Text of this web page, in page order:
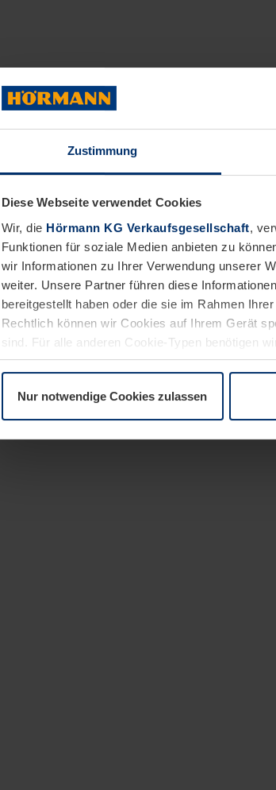
Zustimmung
Diese Webseite verwendet Cookies
Wir, die Hörmann KG Verkaufsgesellschaft,
Funktionen für soziale Medien anbieten zu
wir Informationen zu Ihrer Verwendung unserer
weiter. Unsere Partner führen diese
bereitgestellt haben oder die sie im Rahmen
Rechtlich können wir Cookies auf Ihrem Gerät
sind. Für alle anderen Cookie-Typen benötigen
Erläuterung auf der SeiteDatenschutzerklärung
Nur notwendige Cookies zulassen